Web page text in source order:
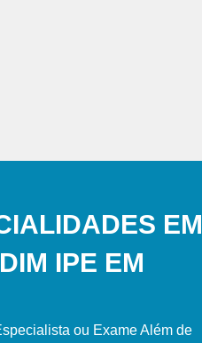
EM
IPE EM
ou Exame Além de